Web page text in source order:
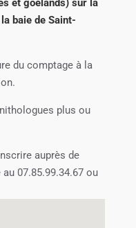
et goélands) sur la
baie de Saint-
du comptage à la
plus ou
auprès de
au 07.85.99.34.67 ou